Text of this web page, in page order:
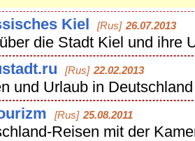
Kiel [Rus] 26.07.2013
die Stadt Kiel und ihre
[Rus] 22.02.2013
und Urlaub in Deutschland
[Rus] 25.08.2011
Reisen mit der